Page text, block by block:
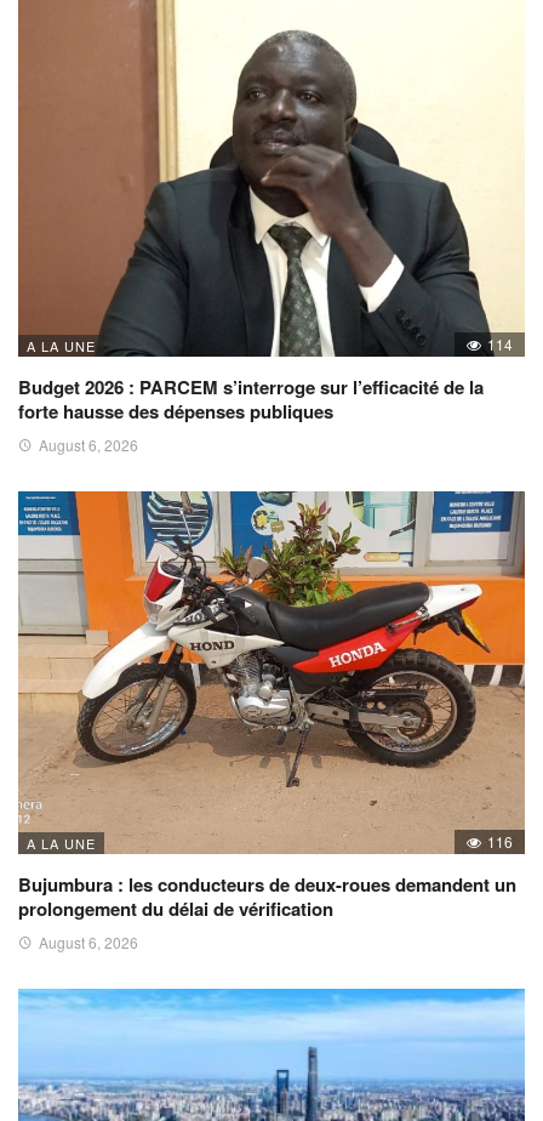
A LA UNE 114
Budget 2026 : PARCEM s’interroge sur l’efficacité de la
forte hausse des dépenses publiques
August 6, 2026
A LA UNE 116
Bujumbura : les conducteurs de deux-roues demandent un
prolongement du délai de vérification
August 6, 2026